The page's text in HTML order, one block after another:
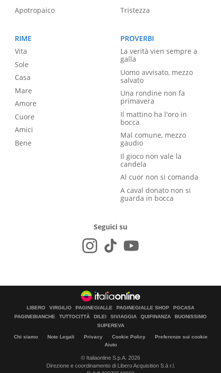
Apotropaico
Tristezza
RIME
Vita
Sole
Casa
Mare
Amore
Cuore
Amici
Bene
PROVERBI
La verità vien sempre a
galla
Uomo avvisato, mezzo
salvato
Una rondine non fa
primavera
Il mattino ha l'oro in
bocca
Mal comune, mezzo
gaudio
Il gioco non vale la
candela
Al cuor non si comanda
A caval donato non si
guarda in bocca
Seguici su
LIBERO VIRGILIO PAGINEGIALLE PAGINEGIALLE SHOP
PGCASA
PAGINEBIANCHE
TUTTOCITTÀ DILEI SIVIAGGIA QUIFINANZA
BUONISSIMO
SUPEREVA
Chi siamo Note Legali Privacy Cookie Policy
Preferenze sui cookie
Aiuto
© Italiaonline S.p.A. 2026
Direzione e coordinamento di Libero Acquisition S.á r.l.